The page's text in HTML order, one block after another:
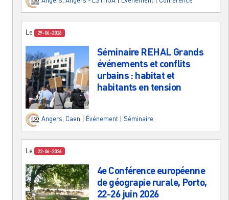
Le 29-06-2026
Séminaire REHAL Grands
événements et conflits
urbains : habitat et
habitants en tension
Angers Caen Événement Séminaire
Le 22-06-2026
4e Conférence européenne
de géograpie rurale, Porto,
22-26 juin 2026